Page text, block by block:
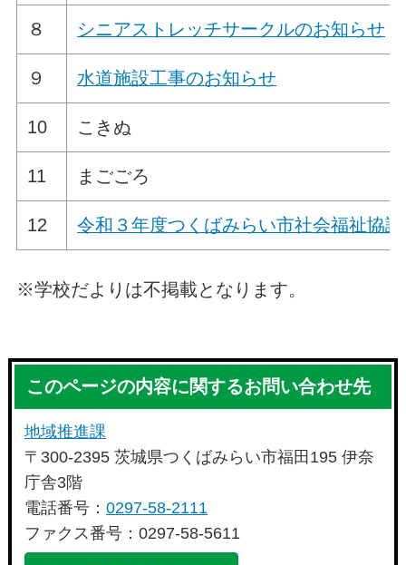
８ シニアストレッチサークルのお知らせ
９ 水道施設工事のお知らせ
10 こきぬ
11 まごごろ
12 令和３年度つくばみらい市社会福祉協
※学校だよりは不掲載となります。
このページの内容に関するお問い合わせ先
地域推進課
〒300-2395 茨城県つくばみらい市福田195 伊奈
庁舎3階
電話番号：0297-58-2111
ファクス番号：0297-58-5611